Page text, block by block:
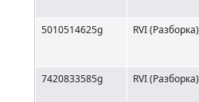
5010514625g RVI (Разборка)
7420833585g RVI (Разборка)